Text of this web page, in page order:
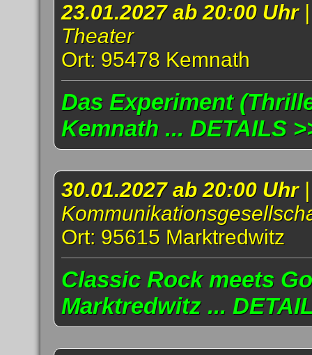
23.01.2027 ab 20:00 Uhr
Theater
Ort: 95478 Kemnath
Das Experiment
Kemnath ... DETAILS
30.01.2027 ab 20:00 Uhr
Ort: 95615 Marktredwitz
Classic Rock meets
Marktredwitz ...